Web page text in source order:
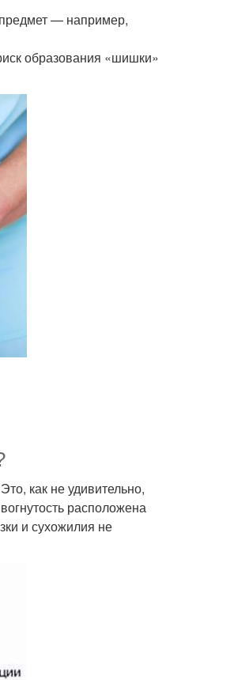
предмет — например,
образования «шишки»
как не удивительно,
расположена
и сухожилия не